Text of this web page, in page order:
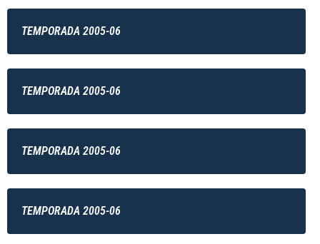
TEMPORADA 2005-06
TEMPORADA 2005-06
TEMPORADA 2005-06
TEMPORADA 2005-06